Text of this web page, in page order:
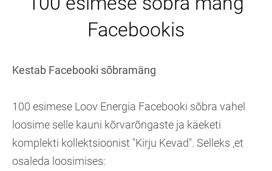
Facebookis
Kestab Facebooki sõbramäng
100 esimese Loov Energia Facebooki sõbra vahel
loosime selle kauni kõrvarõngaste ja käeketi
komplekti kollektsioonist "Kirju Kevad". Selleks ,et
osaleda loosimises: